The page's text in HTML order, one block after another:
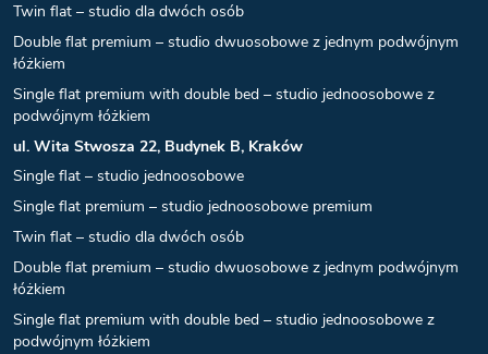
Twin flat – studio dla dwóch osób
Double flat premium – studio dwuosobowe z jednym podwójnym
łóżkiem
Single flat premium with double bed – studio jednoosobowe z
podwójnym łóżkiem
ul. Wita Stwosza 22, Budynek B, Kraków
Single flat – studio jednoosobowe
Single flat premium – studio jednoosobowe premium
Twin flat – studio dla dwóch osób
Double flat premium – studio dwuosobowe z jednym podwójnym
łóżkiem
Single flat premium with double bed – studio jednoosobowe z
podwójnym łóżkiem